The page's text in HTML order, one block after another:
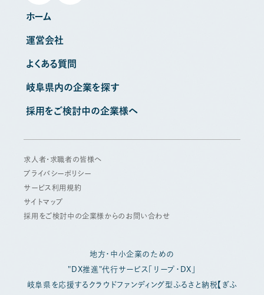
ホーム
運営会社
よくある質問
岐阜県内の企業を探す
採用をご検討中の企業様へ
求人者・求職者の皆様へ
プライバシーポリシー
サービス利用規約
サイトマップ
採用をご検討中の企業様からのお問い合わせ
地方・中小企業のための
"DX推進"代行サービス「リープ・DX」
岐阜県を応援するクラウドファンディング型ふるさと納税【ぎふ